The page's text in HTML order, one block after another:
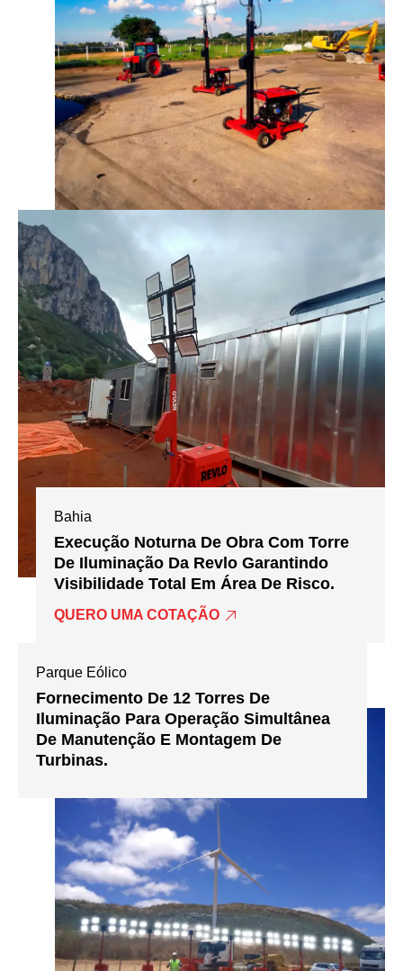
Bahia
Execução Noturna De Obra Com Torre
De Iluminação Da Revlo Garantindo
Visibilidade Total Em Área De Risco.
QUERO UMA COTAÇÃO
Parque Eólico
Fornecimento De 12 Torres De
Iluminação Para Operação Simultânea
De Manutenção E Montagem De
Turbinas.